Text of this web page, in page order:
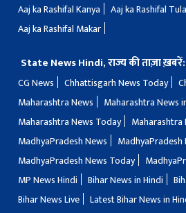
Aaj ka Rashifal Kanya
Aaj ka Rashifal Tula
Aaj ka Rashifal Makar
State News Hindi, राज्य की ताज़ा ख़बरें:
CG News
Chhattisgarh News Today
Maharashtra News
Maharashtra News
Maharashtra News Today
Maharashtra
MadhyaPradesh News
MadhyaPradesh
MadhyaPradesh News Today
MP News Hindi
Bihar News in Hindi
Bihar News Live
Latest Bihar News in